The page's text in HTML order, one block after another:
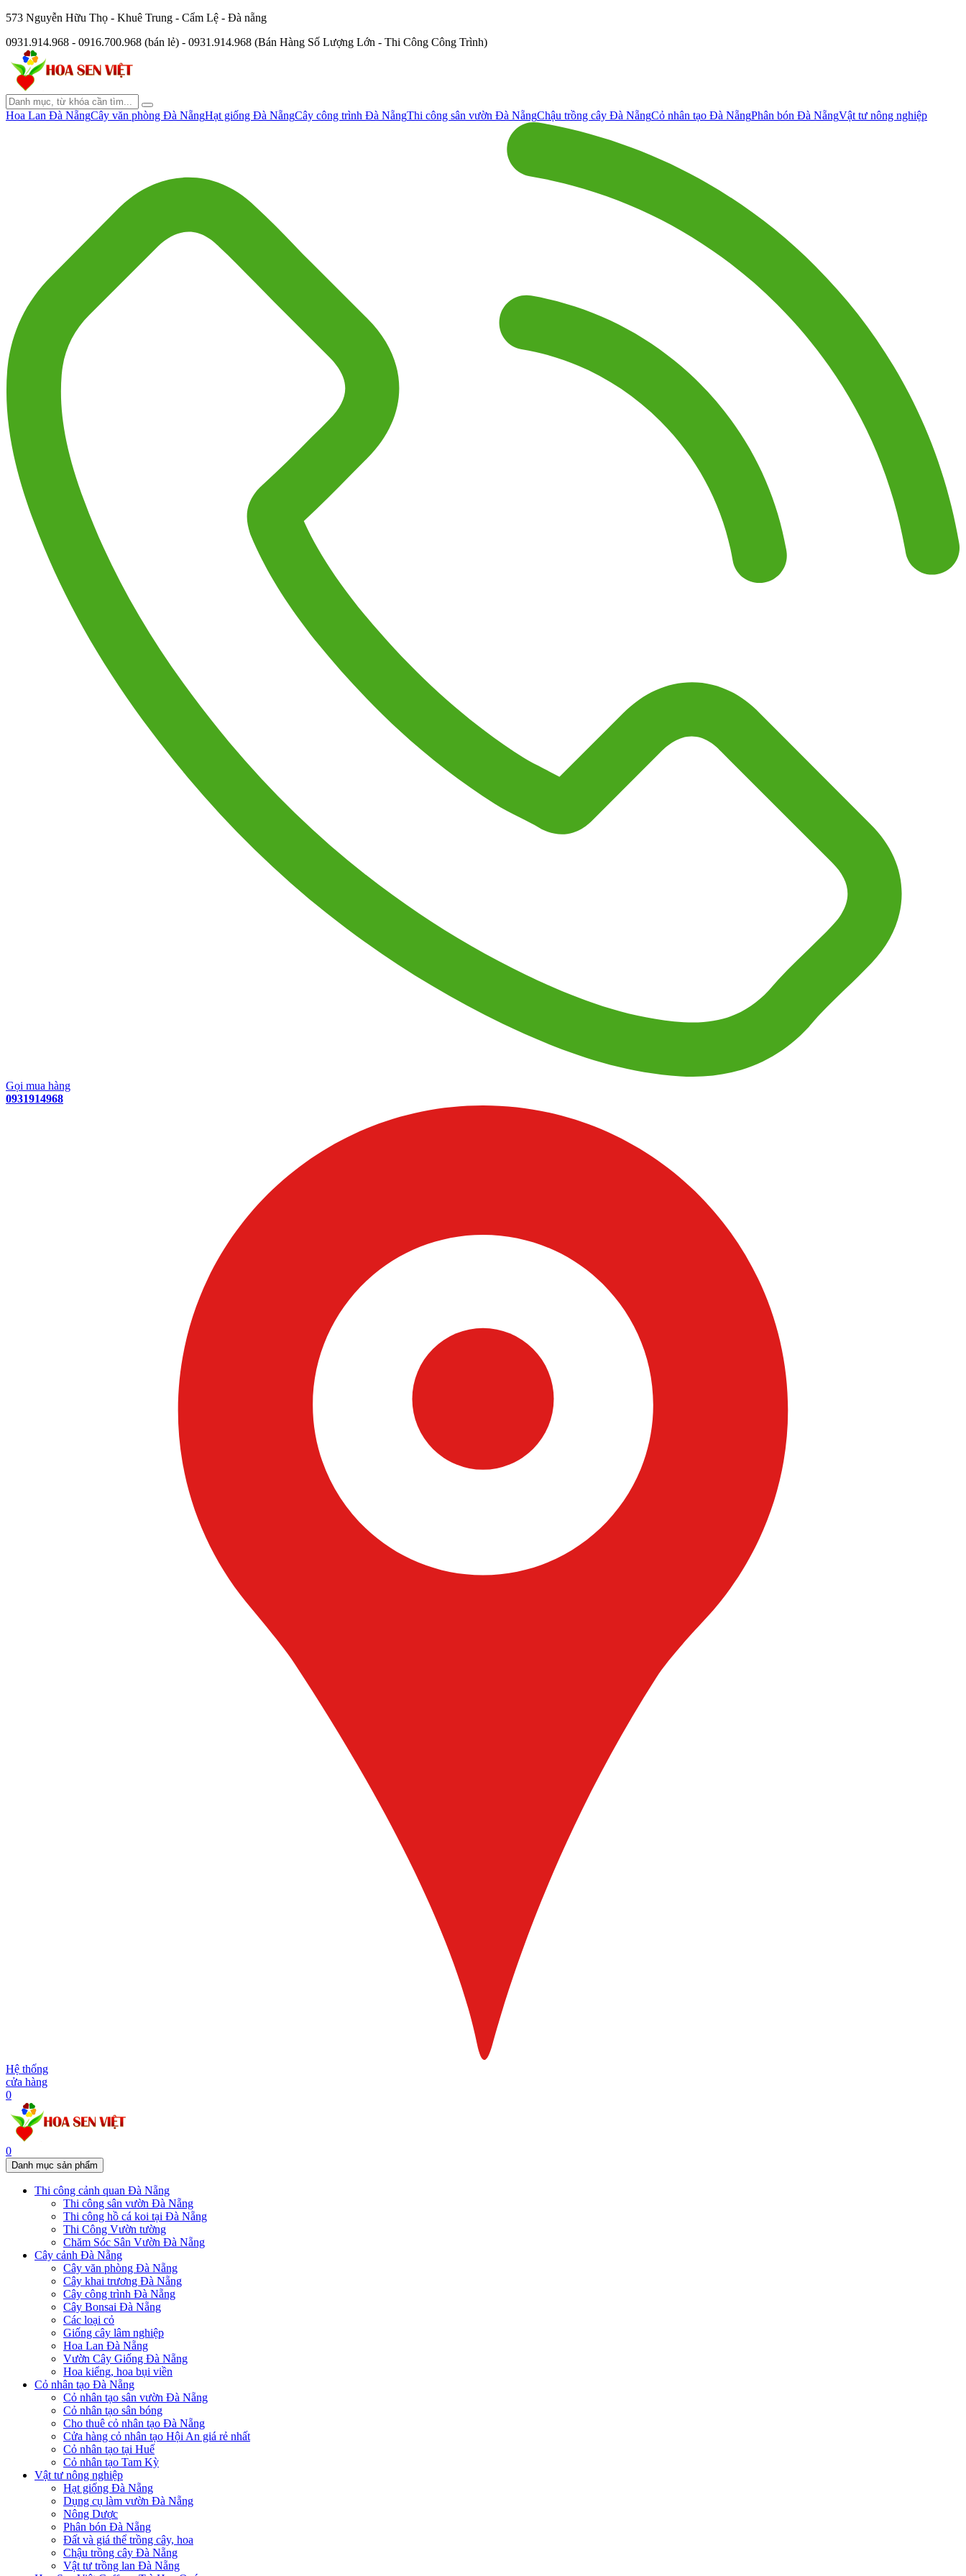
573 Nguyễn Hữu Thọ - Khuê Trung - Cẩm Lệ - Đà nẵng
0931.914.968 - 0916.700.968 (bán lẻ) - 0931.914.968 (Bán Hàng Số Lượng Lớn - Thi Công Công Trình)
Hoa Lan Đà NẵngCây văn phòng Đà NẵngHạt giống Đà NẵngCây công trình Đà NẵngThi công sân vườn Đà NẵngChậu trồng cây Đà NẵngCỏ nhân tạo Đà NẵngPhân bón Đà NẵngVật tư nông nghiệp
Gọi mua hàng
0931914968
Hệ thống
cửa hàng
0
0
Danh mục sản phẩm
Thi công cảnh quan Đà Nẵng
Thi công sân vườn Đà Nẵng
Thi công hồ cá koi tại Đà Nẵng
Thi Công Vườn tường
Chăm Sóc Sân Vườn Đà Nẵng
Cây cảnh Đà Nẵng
Cây văn phòng Đà Nẵng
Cây khai trương Đà Nẵng
Cây công trình Đà Nẵng
Cây Bonsai Đà Nẵng
Các loại cỏ
Giống cây lâm nghiệp
Hoa Lan Đà Nẵng
Vườn Cây Giống Đà Nẵng
Hoa kiểng, hoa bụi viền
Cỏ nhân tạo Đà Nẵng
Cỏ nhân tạo sân vườn Đà Nẵng
Cỏ nhân tạo sân bóng
Cho thuê cỏ nhân tạo Đà Nẵng
Cửa hàng cỏ nhân tạo Hội An giá rẻ nhất
Cỏ nhân tạo tại Huế
Cỏ nhân tạo Tam Kỳ
Vật tư nông nghiệp
Hạt giống Đà Nẵng
Dụng cụ làm vườn Đà Nẵng
Nông Dược
Phân bón Đà Nẵng
Đất và giá thể trồng cây, hoa
Chậu trồng cây Đà Nẵng
Vật tư trồng lan Đà Nẵng